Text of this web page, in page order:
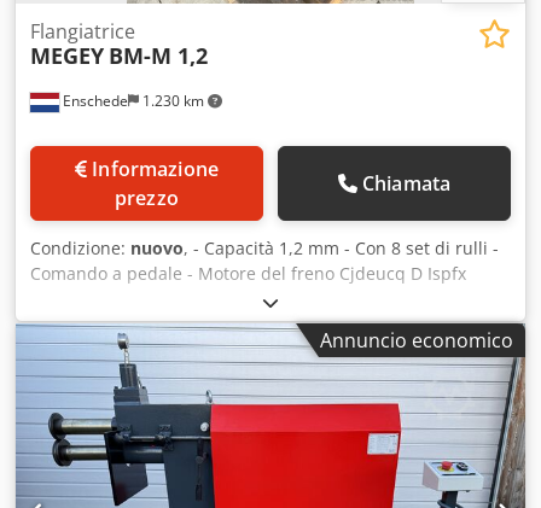
Enschede 1.230 km
Flangiatrice
MEGEY BM-M 1,2
prezzo
Chiamata
Condizione: nuovo, - Capacità 1,2 mm - Con 8 set di rulli -
Comando a pedale - Motore del freno Cjdeucq D Ispfx
Abioha - Arresto di emergenza - 400V
Annuncio economico